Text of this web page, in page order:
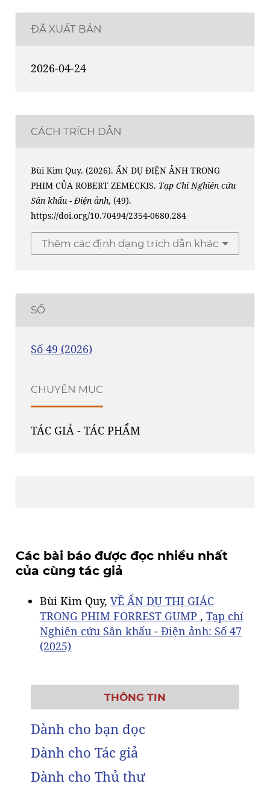
ĐÃ XUẤT BẢN
2026-04-24
CÁCH TRÍCH DẪN
Bùi Kim Quy. (2026). ẨN DỤ ĐIỆN ẢNH TRONG
PHIM CỦA ROBERT ZEMECKIS. Tạp Chí Nghiên cứu
Sân khấu - Điện ảnh, (49).
https://doi.org/10.70494/2354-0680.284
Thêm các định dạng trích dẫn khác
SỐ
Số 49 (2026)
CHUYÊN MỤC
TÁC GIẢ - TÁC PHẨM
Các bài báo được đọc nhiều nhất
của cùng tác giả
Bùi Kim Quy, VỀ ẨN DỤ THỊ GIÁC
TRONG PHIM FORREST GUMP , Tạp chí
Nghiên cứu Sân khấu - Điện ảnh: Số 47
(2025)
THÔNG TIN
Dành cho bạn đọc
Dành cho Tác giả
Dành cho Thủ thư